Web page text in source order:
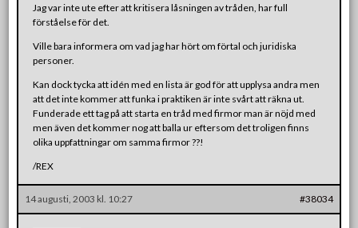
Jag var inte ute efter att kritisera låsningen av tråden, har full
förståelse för det.
Ville bara informera om vad jag har hört om förtal och juridiska
personer.
Kan dock tycka att idén med en lista är god för att upplysa andra men
att det inte kommer att funka i praktiken är inte svårt att räkna ut.
Funderade ett tag på att starta en tråd med firmor man är nöjd med
men även det kommer nog att balla ur eftersom det troligen finns
olika uppfattningar om samma firmor ??!
/REX
14 augusti, 2003 kl. 10:27 #38034